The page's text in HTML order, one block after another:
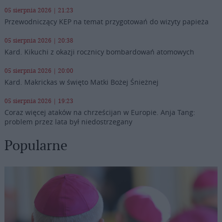
05 sierpnia 2026 | 21:23
Przewodniczący KEP na temat przygotowań do wizyty papieża
05 sierpnia 2026 | 20:38
Kard. Kikuchi z okazji rocznicy bombardowań atomowych
05 sierpnia 2026 | 20:00
Kard. Makrickas w święto Matki Bożej Śnieżnej
05 sierpnia 2026 | 19:23
Coraz więcej ataków na chrześcijan w Europie. Anja Tang:
problem przez lata był niedostrzegany
Popularne